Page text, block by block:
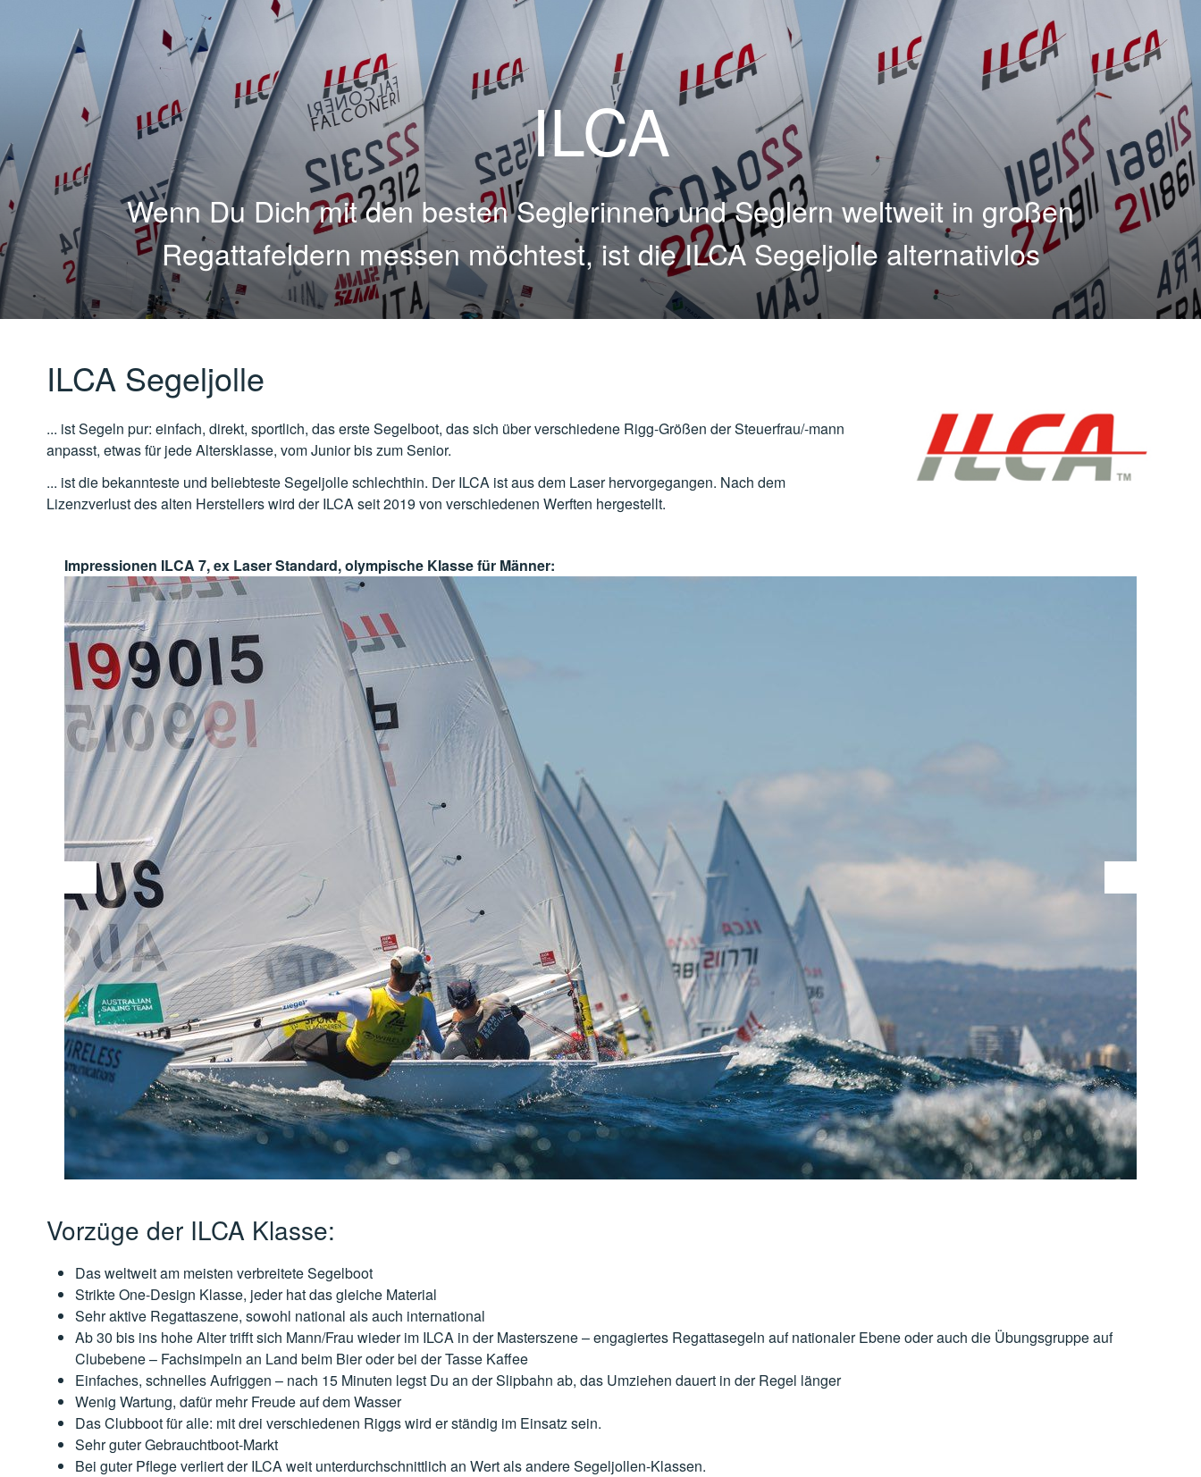
ILCA
Wenn Du Dich mit den besten Seglerinnen und Seglern weltweit in großen
Regattafeldern messen möchtest, istdie ILCA Segeljolle alternativlos
ILCA Segeljolle
... ist Segeln pur: einfach, direkt, sportlich, das erste Segelboot, das sich über verschiedene Rigg-Größen der Steuerfrau/-mann
anpasst, etwas für jede Altersklasse, vom Junior bis zum Senior.
... ist die bekannteste und beliebteste Segeljolle schlechthin. Der ILCA ist aus dem Laser hervorgegangen. Nach dem
Lizenzverlust des alten Herstellers wird der ILCA seit 2019 von verschiedenen Werften hergestellt.
Impressionen ILCA 7, ex Laser Standard, olympische Klasse für Männer:
Bildergalerie überspringen
Vorzüge der ILCA Klasse:
Das weltweit am meisten verbreitete Segelboot
Strikte One-Design Klasse, jeder hat das gleiche Material
Sehr aktive Regattaszene, sowohl national als auch international
Ab 30 bis ins hohe Alter trifft sich Mann/Frau wieder im ILCA in der Masterszene – engagiertes Regattasegeln auf nationaler Ebene oder auch die Übungsgruppe auf
Clubebene – Fachsimpeln an Land beim Bier oder bei der Tasse Kaffee
Einfaches, schnelles Aufriggen – nach 15 Minuten legst Du an der Slipbahn ab, das Umziehen dauert in der Regel länger
Wenig Wartung, dafür mehr Freude auf dem Wasser
Das Clubboot für alle: mit drei verschiedenen Riggs wird er ständig im Einsatz sein.
Sehr guter Gebrauchtboot-Markt
Bei guter Pflege verliert der ILCA weit unterdurchschnittlich an Wert als andere Segeljollen-Klassen.